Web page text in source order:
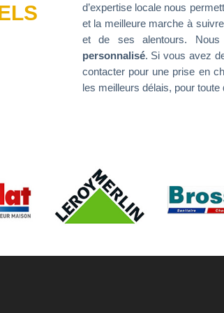
d’expertise locale nous
et la meilleure marche à
et de ses alentours.
personnalisé. Si vous avez
contacter pour une prise en
les meilleurs délais, pour